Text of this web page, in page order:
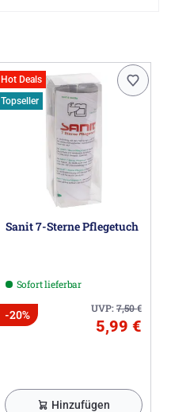
Hot Deals
Topseller
Sanit 7-Sterne Pflegetuch
Sofort lieferbar
UVP:7,50€
-20%
5,99 €
Hinzufügen